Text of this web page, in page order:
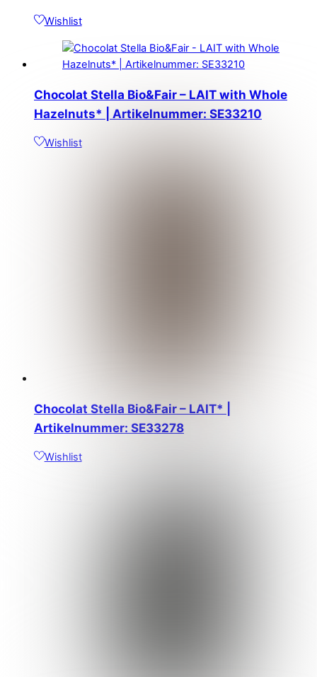
Wishlist
Chocolat Stella Bio&Fair – LAIT with Whole
Hazelnuts* | Artikelnummer: SE33210
Wishlist
Chocolat Stella Bio&Fair – LAIT* |
Artikelnummer: SE33278
Wishlist